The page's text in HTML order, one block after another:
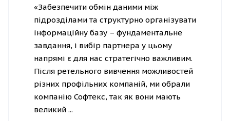
«Забезпечити обмін даними між
підрозділами та структурно організувати
інформаційну базу – фундаментальне
завдання, і вибір партнера у цьому
напрямі є для нас стратегічно важливим.
Після ретельного вивчення можливостей
різних профільних компаній, ми обрали
компанію Софтекс, так як вони мають
великий ...